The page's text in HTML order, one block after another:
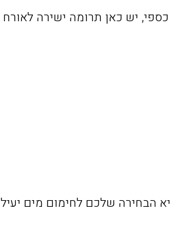
יש כאן תרומה ישירה
הבחירה שלכם לחימום מים יעיל